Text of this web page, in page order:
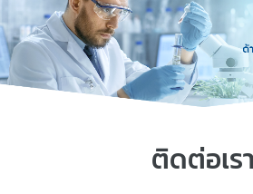
ติดต่อเรา